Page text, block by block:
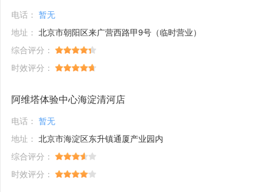
电话： 暂无
地址： 北京市朝阳区来广营西路甲9号（临时营业）
综合评分：
时效评分：
阿维塔体验中心海淀清河店
电话： 暂无
地址： 北京市海淀区东升镇通厦产业园内
综合评分：
时效评分：